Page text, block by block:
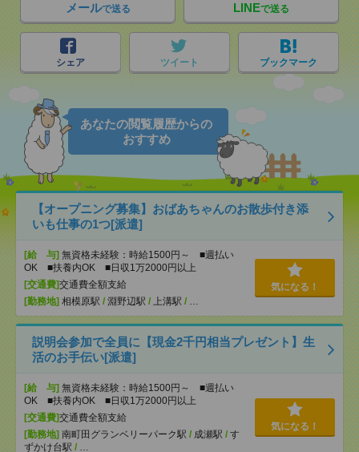
メールで送る LINEで送る
シェア ツイート ブックマーク
あなたの閲覧履歴からの
おすすめ
【オープニング募集】おばあちゃんのお散歩付き添
いも仕事の1つ[派遣]
[給 与] 無資格未経験：時給1500円～ ■週払い
OK ■扶養内OK ■日収1万2000円以上
[交通費]交通費全額支給
[勤務地] 相模原駅 / 淵野辺駅 / 上溝駅 / …
気になる！
説明会参加で全員に【現金2千円相当プレゼント】生
活のお手伝い[派遣]
[給 与] 無資格未経験：時給1500円～ ■週払い
OK ■扶養内OK ■日収1万2000円以上
[交通費]交通費全額支給
[勤務地] 南町田グランベリーパーク駅 / 成瀬駅 / す
ずかけ台駅 / …
気になる！